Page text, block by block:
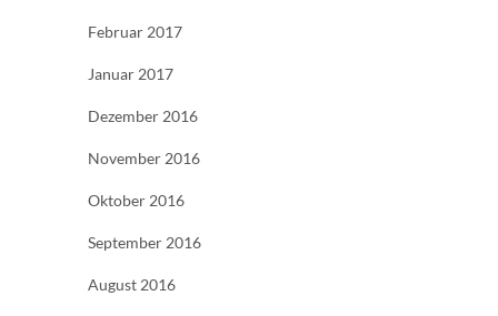
Februar 2017
Januar 2017
Dezember 2016
November 2016
Oktober 2016
September 2016
August 2016